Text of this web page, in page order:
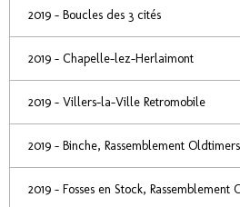
2019 - Boucles des 3 cités
2019 - Chapelle-lez-Herlaimont
2019 - Villers-la-Ville Retromobile
2019 - Binche, Rassemblement Oldtimers
2019 - Fosses en Stock, Rassemblement